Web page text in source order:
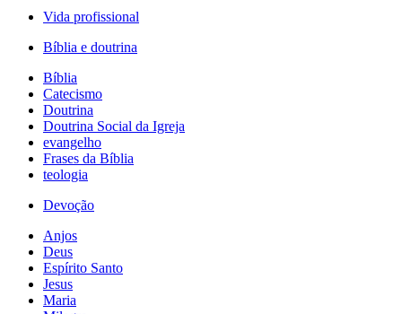
Vida profissional
Bíblia e doutrina
Bíblia
Catecismo
Doutrina
Doutrina Social da Igreja
evangelho
Frases da Bíblia
teologia
Devoção
Anjos
Deus
Espírito Santo
Jesus
Maria